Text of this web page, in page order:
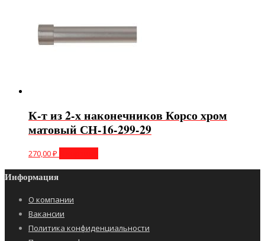
К-т из 2-х наконечников Корсо хром
матовый СН-16-299-29
270,00₽
Информация
О компании
Вакансии
Политика конфиденциальности